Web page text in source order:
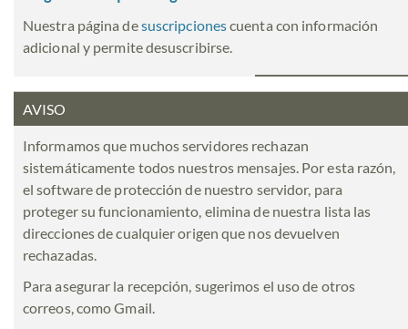
Nuestra página desuscripcionescuenta con información
adicional y permite desuscribirse.
AVISO
Informamos que muchos servidores rechazan
sistemáticamente todos nuestros mensajes. Por esta razón,
el software de protección de nuestro servidor, para
proteger su funcionamiento, elimina de nuestra lista las
direcciones de cualquier origen que nos devuelven
rechazadas.
Para asegurar la recepción, sugerimos el uso de otros
correos, como Gmail.